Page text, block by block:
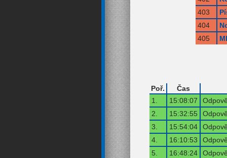
403
404
405
Poř.
Čas
1.
15:08:07
2.
15:32:55
3.
15:54:04
4.
16:10:53
5.
16:48:24